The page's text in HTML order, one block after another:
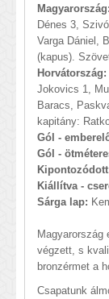
Magyarország:
Dénes 3,
Varga Dániel,
(kapus).
Horvátország:
Jokovics 1,
Baracs,
kapitány:
Gól -
Gól -
Kiállítva -
Sárga lap:
Magyarország
végzett, s
bronzérmet a
Csapatunk